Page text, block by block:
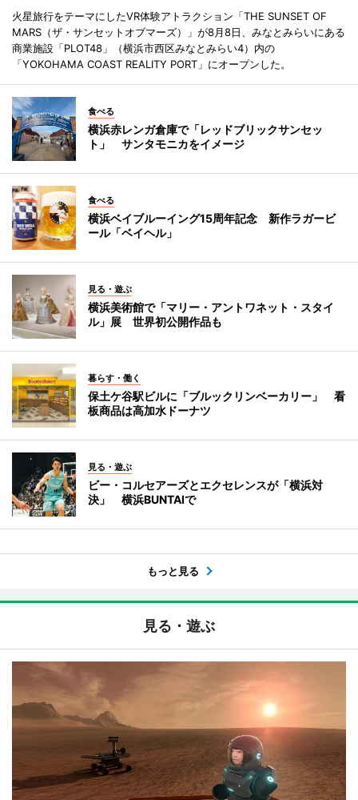
火星旅行をテーマにしたVR体験アトラクション「THE SUNSET OF
MARS（ザ・サンセットオブマーズ）」が8月8日、みなとみらいにある
商業施設「PLOT48」（横浜市西区みなとみらい4）内の
「YOKOHAMA COAST REALITY PORT」にオープンした。
食べる
横浜赤レンガ倉庫で「レッドブリックサンセッ
ト」 サンタモニカをイメージ
食べる
横浜ベイブルーイング15周年記念 新作ラガービ
ール「ベイヘル」
見る・遊ぶ
横浜美術館で「マリー・アントワネット・スタイ
ル」展 世界初公開作品も
暮らす・働く
保土ケ谷駅ビルに「ブルックリンベーカリー」 看
板商品は高加水ドーナツ
見る・遊ぶ
ビー・コルセアーズとエクセレンスが「横浜対
決」 横浜BUNTAIで
もっと見る
見る・遊ぶ